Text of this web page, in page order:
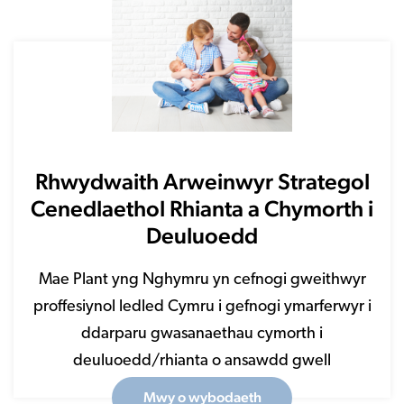
Rhwydwaith Arweinwyr Strategol
Cenedlaethol Rhianta a Chymorth i
Deuluoedd
Mae Plant yng Nghymru yn cefnogi gweithwyr
proffesiynol ledled Cymru i gefnogi ymarferwyr i
ddarparu gwasanaethau cymorth i
deuluoedd/rhianta o ansawdd gwell
Mwy o wybodaeth